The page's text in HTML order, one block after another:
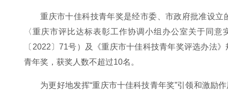
重庆市十佳科技青年奖是经市委、市政府批准设
〈重庆市评比达标表彰工作协调小组办公室关于同
〔2022〕71号）及《重庆市十佳科技青年奖评选办法
青年奖，获奖人数不超过10名。
为更好地发挥“重庆市十佳科技青年奖”引领和激励